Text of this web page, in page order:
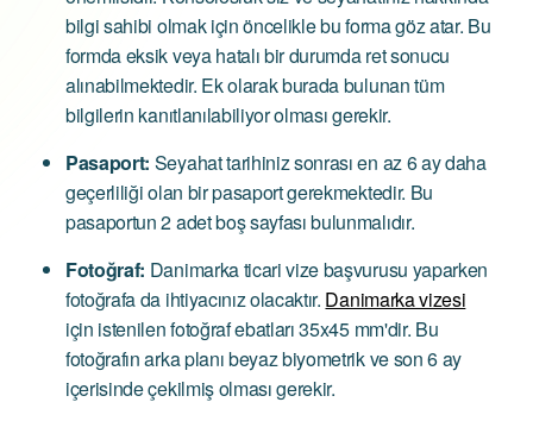
bilgi sahibi olmak için öncelikle bu forma göz atar. Bu
formda eksik veya hatalı bir durumda ret sonucu
alınabilmektedir. Ek olarak burada bulunan tüm
bilgilerin kanıtlanılabiliyor olması gerekir.
Pasaport: Seyahat tarihiniz sonrası en az 6 ay daha
geçerliliği olan bir pasaport gerekmektedir. Bu
pasaportun 2 adet boş sayfası bulunmalıdır.
Fotoğraf: Danimarka ticari vize başvurusu yaparken
fotoğrafa da ihtiyacınız olacaktır. Danimarka vizesi
için istenilen fotoğraf ebatları 35x45 mm'dir. Bu
fotoğrafın arka planı beyaz biyometrik ve son 6 ay
içerisinde çekilmiş olması gerekir.